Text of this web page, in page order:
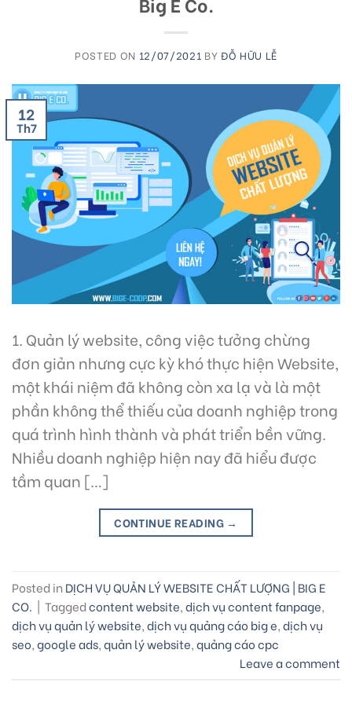
POSTED ON 12/07/2021 BYĐỖ HỮU LỄ
12
Th7
1. Quản lý website, công việc tưởng chừng
đơn giản nhưng cực kỳ khó thực hiện Website,
một khái niệm đã không còn xa lạ và là một
phần không thể thiếu của doanh nghiệp trong
quá trình hình thành và phát triển bền vững.
Nhiều doanh nghiệp hiện nay đã hiểu được
tầm quan […]
CONTINUE READING →
Posted in DỊCH VỤ QUẢN LÝ WEBSITE CHẤT LƯỢNG | BIG E
CO. | Taggedcontent website,dịch vụ content fanpage,
dịch vụ quản lý website,dịch vụ quảng cáo big e,dịch vụ
seo,google ads,quản lý website,quảng cáo cpc
Leave a comment